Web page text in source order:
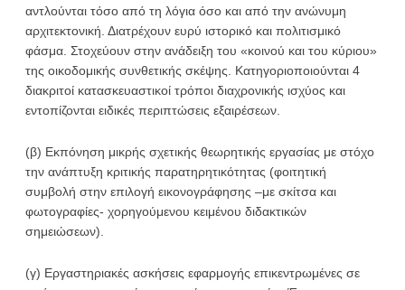
αντλούνται τόσο από τη λόγια όσο και από την ανώνυμη
αρχιτεκτονική. Διατρέχουν ευρύ ιστορικό και πολιτισμικό
φάσμα. Στοχεύουν στην ανάδειξη του «κοινού και του κύριου»
της οικοδομικής συνθετικής σκέψης. Κατηγοριοποιούνται 4
διακριτοί κατασκευαστικοί τρόποι διαχρονικής ισχύος και
εντοπίζονται ειδικές περιπτώσεις εξαιρέσεων.
(β) Εκπόνηση μικρής σχετικής θεωρητικής εργασίας με στόχο
την ανάπτυξη κριτικής παρατηρητικότητας (φοιτητική
συμβολή στην επιλογή εικονογράφησης –με σκίτσα και
φωτογραφίες- χορηγούμενου κειμένου διδακτικών
σημειώσεων).
(γ) Εργαστηριακές ασκήσεις εφαρμογής επικεντρωμένες σε